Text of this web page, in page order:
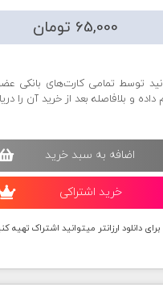
65,000 تومان
توسط تمامی کارت‌های بانکی
داده و بلافاصله بعد از خرید آن را
اضافه به سبد خريد
خريد اشتراکی
برای دانلود ارزانتر میتوانید اشتراک تهیه